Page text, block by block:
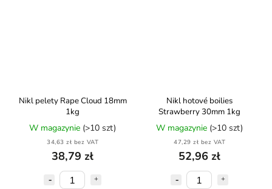
Nikl pelety Rape Cloud 18mm
1kg
W magazynie (>10 szt)
34,63 zł bez VAT
38,79 zł
Nikl hotové boilies
Strawberry 30mm 1kg
W magazynie (>10 szt)
47,29 zł bez VAT
52,96 zł